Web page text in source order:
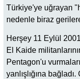
Türkiye'ye uğrayan
nedenle biraz
Herşey 11 Eylül
El Kaide
Pentagon'u
yanlışlığına